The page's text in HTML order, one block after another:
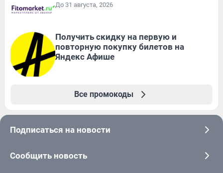
До 31 августа, 2026
Получить скидку на первую и
повторную покупку билетов на
Яндекс Афише
Все промокоды
Подписаться на новости
Сообщить новость